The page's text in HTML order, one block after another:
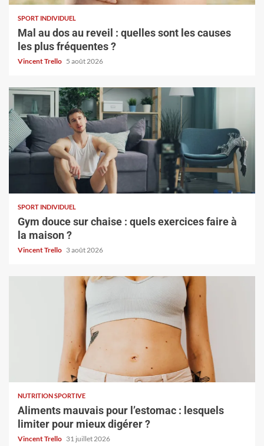
SPORT INDIVIDUEL
Mal au dos au reveil : quelles sont les causes
les plus fréquentes ?
Vincent Trello 5 août 2026
SPORT INDIVIDUEL
Gym douce sur chaise : quels exercices faire à
la maison ?
Vincent Trello 3 août 2026
NUTRITION SPORTIVE
Aliments mauvais pour l’estomac : lesquels
limiter pour mieux digérer ?
Vincent Trello 31 juillet 2026